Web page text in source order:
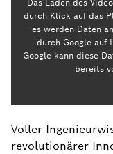
Das Laden des
durch Klick auf das
es werden Daten
durch Google auf
Google kann diese
bereits
Voller
revolutionärer